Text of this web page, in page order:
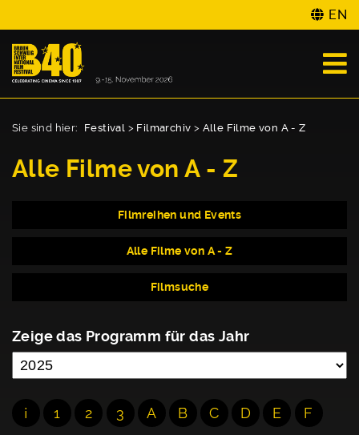
EN
Sie sind hier: Festival > Filmarchiv > Alle Filme von A - Z
Alle Filme von A - Z
Filmreihen und Events
Alle Filme von A - Z
Filmsuche
Zeige das Programm für das Jahr
¡ 1 2 3 A B C D E F